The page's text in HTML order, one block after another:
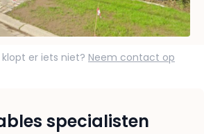
er iets niet? Neem contact op
specialisten